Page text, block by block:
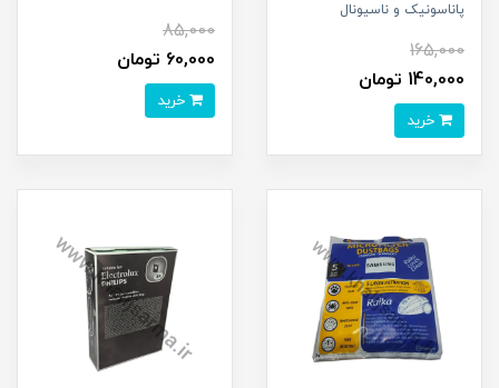
پاناسونیک و ناسیونال
165,000
140,000 تومان
85,000
60,000 تومان